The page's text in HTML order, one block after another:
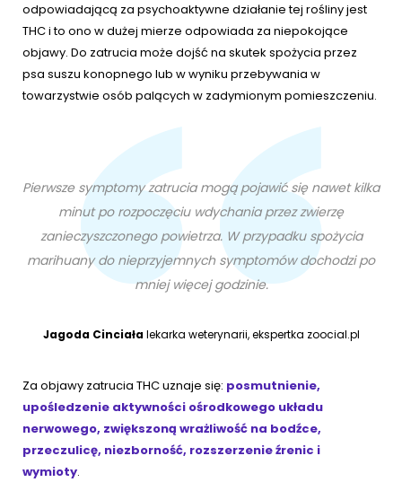
odpowiadającą za psychoaktywne działanie tej rośliny jest
THC i to ono w dużej mierze odpowiada za niepokojące
objawy. Do zatrucia może dojść na skutek spożycia przez
psa suszu konopnego lub w wyniku przebywania w
towarzystwie osób palących w zadymionym pomieszczeniu.
Pierwsze symptomy zatrucia mogą pojawić się nawet kilka
minut po rozpoczęciu wdychania przez zwierzę
zanieczyszczonego powietrza. W przypadku spożycia
marihuany do nieprzyjemnych symptomów dochodzi po
mniej więcej godzinie.​​​​​​​
Jagoda Cinciałalekarka weterynarii, ekspertka zoocial.pl
Za objawy zatrucia THC uznaje się: posmutnienie,
upośledzenie aktywności ośrodkowego układu
nerwowego, zwiększoną wrażliwość na bodźce,
przeczulicę, niezborność, rozszerzenie źrenic i
wymioty.